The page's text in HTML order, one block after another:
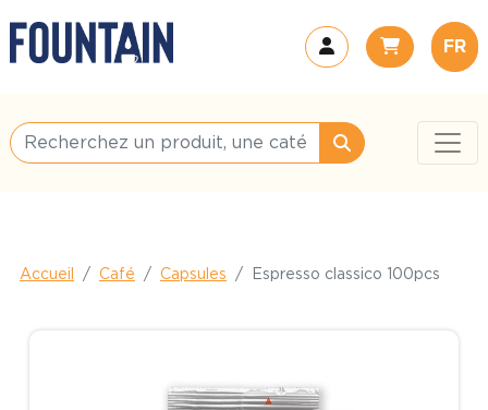
FR
Accueil Café Capsules Espresso classico 100pcs